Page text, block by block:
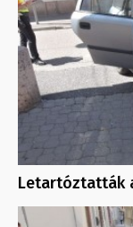
Letartóztatták